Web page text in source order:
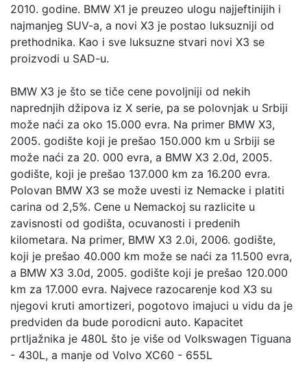
2010. godine. BMW X1 je preuzeo ulogu najjeftinijih i
najmanjeg SUV-a, a novi X3 je postao luksuzniji od
prethodnika. Kao i sve luksuzne stvari novi X3 se
proizvodi u SAD-u.
BMW X3 je što se tiče cene povoljniji od nekih
naprednjih džipova iz X serie, pa se polovnjak u Srbiji
može naći za oko 15.000 evra. Na primer BMW X3,
2005. godište koji je prešao 150.000 km u Srbiji se
može naći za 20. 000 evra, a BMW X3 2.0d, 2005.
godište, koji je prešao 137.000 km za 16.200 evra.
Polovan BMW X3 se može uvesti iz Nemacke i platiti
carina od 2,5%. Cene u Nemackoj su razlicite u
zavisnosti od godišta, ocuvanosti i predenih
kilometara. Na primer, BMW X3 2.0i, 2006. godište,
koji je prešao 40.000 km može se naći za 11.500 evra,
a BMW X3 3.0d, 2005. godište koji je prešao 120.000
km za 17.000 evra. Najvece razocarenje kod X3 su
njegovi kruti amortizeri, pogotovo imajuci u vidu da je
predviden da bude porodicni auto. Kapacitet
prtljažnika je 480L što je više od Volkswagen Tiguana
- 430L, a manje od Volvo XC60 - 655L